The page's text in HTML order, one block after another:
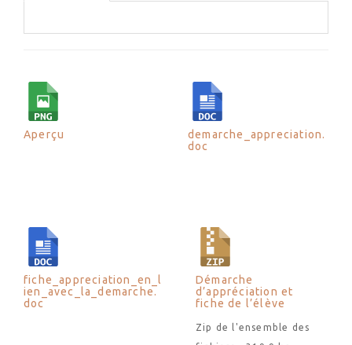
Aperçu
demarche_appreciation.
doc
fiche_appreciation_en_l
ien_avec_la_demarche.
doc
Démarche
d’appréciation et
fiche de l’élève
Zip de l'ensemble des